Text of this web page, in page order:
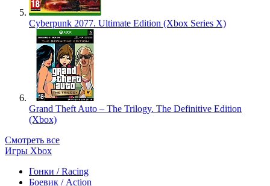
Cyberpunk 2077. Ultimate Edition (Xbox Series X)
Grand Theft Auto – The Trilogy. The Definitive Edition
(Xbox)
Смотреть все
Игры Xbox
Гонки / Racing
Боевик / Action